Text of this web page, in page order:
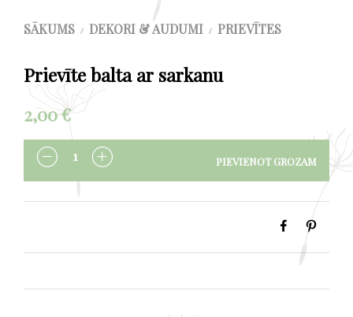
SĀKUMS / DEKORI & AUDUMI / PRIEVĪTES
Prievīte balta ar sarkanu
2,00€
DAUDZUMS PIEVIENOT GROZAM